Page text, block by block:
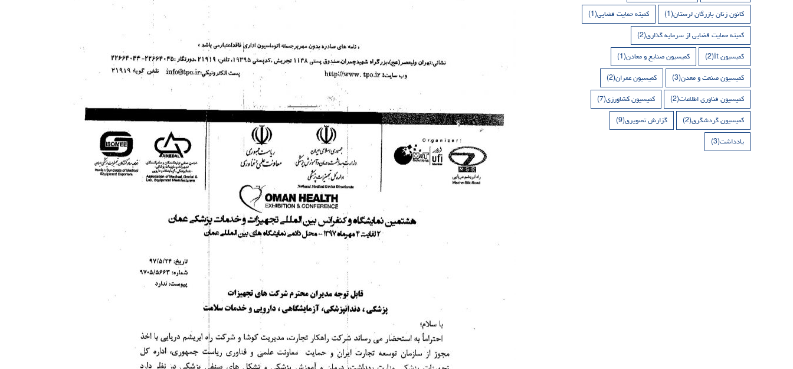
کانون زنان بازرگان لرستان(1) کمیته حمایت قضایی(1)
کمیته حمایت قضایی از سرمایه گذاری(2)
کمیسیون it (2) کمیسیون صنایع و معادن(1)
کمیسیون صنعت و معدن(3) کمیسیون عمران(2)
کمیسیون فناوری اطلاعات(2) کمیسیون کشاورزی(7)
کمیسیون گردشگری(2) گزارش تصویری(9)
یادداشت(3)